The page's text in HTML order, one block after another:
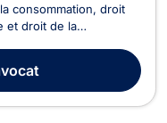
consommation, droit
et droit de la
en 2013 au
une r...